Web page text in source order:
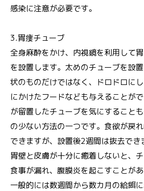
感染に注意が必要です。
3.胃瘻チューブ
全身麻酔をかけ、内視鏡を利用して
を設置します。太めのチューブを設
状のものだけではなく、ドロドロに
にかけたフードなども与えることが
が留置したチューブを気にすること
の少ない方法の一つです。食欲が戻
できますが、設置後2週間は抜去でき
胃壁と皮膚が十分に癒着しないと、
食事が漏れ、腹膜炎を起こすことがあ
一般的には数週間から数カ月の給餌